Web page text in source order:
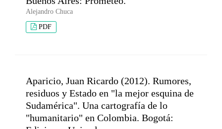
Alejandro Chuca
PDF
Aparicio, Juan Ricardo (2012). Rumores,
residuos y Estado en "la mejor esquina de
Sudamérica". Una cartografía de lo
"humanitario" en Colombia. Bogotá: